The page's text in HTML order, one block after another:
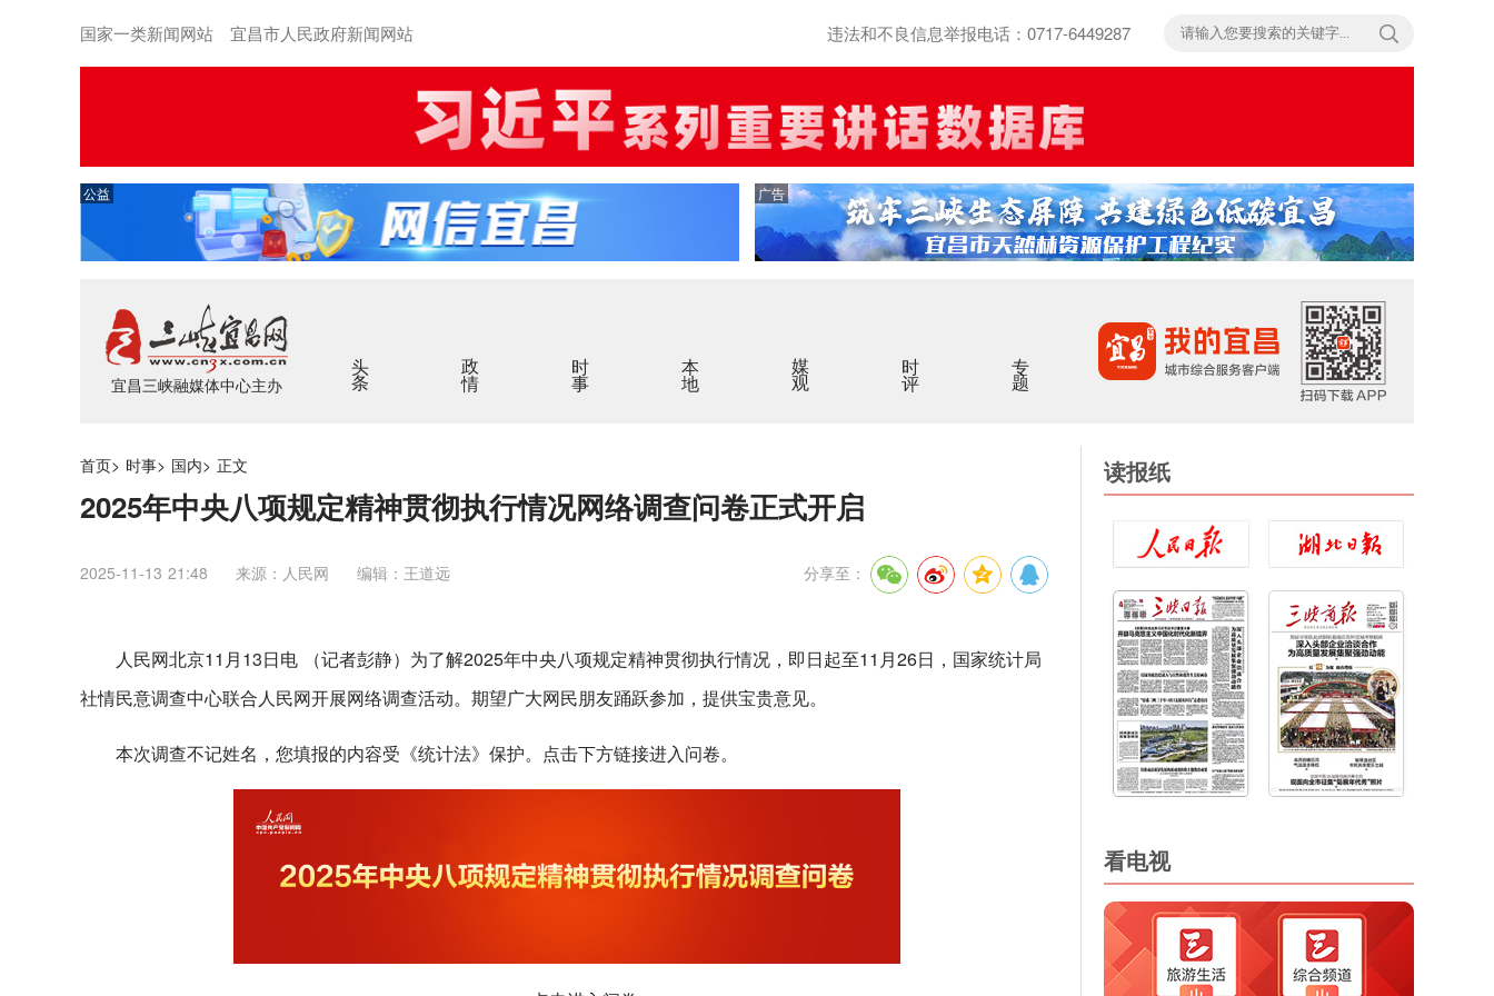
国家一类新闻网站 宜昌市人民政府新闻网站 违法和不良信息举报电话：0717-6449287
公益 广告
宜昌三峡融媒体中心主办
头条 政情 时事 本地 媒观 时评 专题
首页> 时事> 国内> 正文
2025年中央八项规定精神贯彻执行情况网络调查问卷正式开启
2025-11-13 21:48 来源：人民网 编辑：王道远 分享至：
人民网北京11月13日电 （记者彭静）为了解2025年中央八项规定精神贯彻执行情况，即日起至11月26日，国家统计局
社情民意调查中心联合人民网开展网络调查活动。期望广大网民朋友踊跃参加，提供宝贵意见。
本次调查不记姓名，您填报的内容受《统计法》保护。点击下方链接进入问卷。
读报纸
看电视